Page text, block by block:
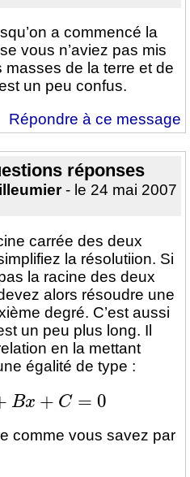
a commencé la
vous n’aviez pas mis
masses de la terre et de
un peu confus.
Répondre à ce message
réponses
- le 24 mai 2007
carrée des deux
la résolutiion. Si
la racine des deux
alors résoudre une
degré. C’est aussi
un peu plus long. Il
en la mettant
égalité de type :
x+ 0
comme vous savez par